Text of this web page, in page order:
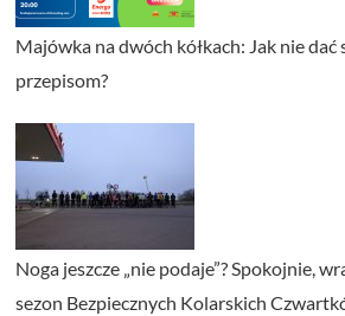
Majówka na dwóch kółkach: Jak nie dać
przepisom?
Noga jeszcze „nie podaje”? Spokojnie,
sezon Bezpiecznych Kolarskich